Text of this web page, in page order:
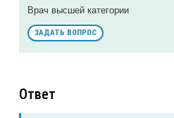
Врач высшей категории
ЗАДАТЬ ВОПРОС
Ответ